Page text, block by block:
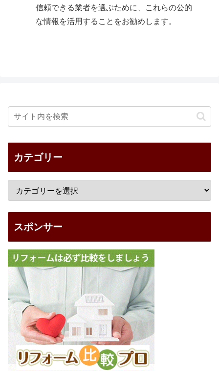
信頼できる業者を選ぶために、これらの公的
な情報を活用することをお勧めします。
カテゴリー
スポンサー